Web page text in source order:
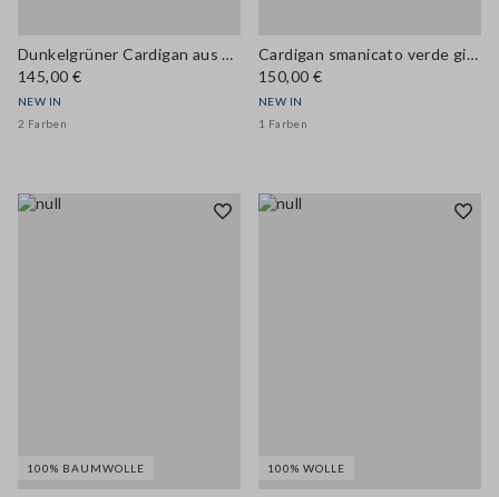
Dunkelgrüner Cardigan aus Woll- und Kaschmirmix mit Rundhalsausschnitt, Regular Fit
145,00 €
NEW IN
2 Farben
Cardigan smanicato verde girocollo in misto lana a trecce
150,00 €
NEW IN
1 Farben
100% BAUMWOLLE 100% WOLLE